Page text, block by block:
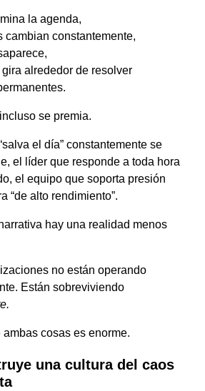
la agenda,
cambian constantemente,
alrededor de resolver
se premia.
el día” constantemente se
el líder que responde a toda hora
el equipo que soporta presión
“de alto rendimiento”.
hay una realidad menos
no están operando
Están sobreviviendo
cosas es enorme.
una cultura del caos